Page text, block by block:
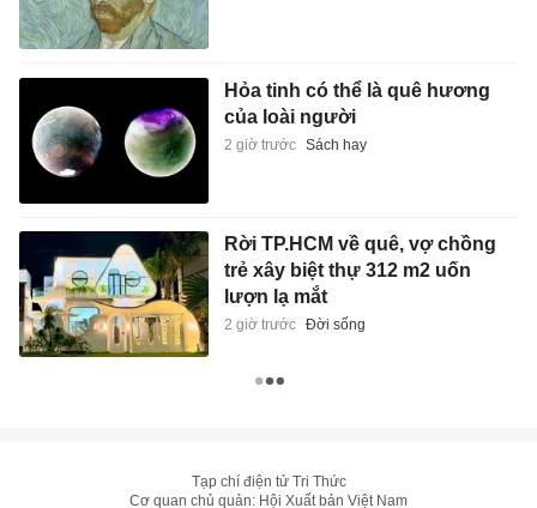
Hỏa tinh có thể là quê hương
của loài người
2 giờ trước Sách hay
Rời TP.HCM về quê, vợ chồng
trẻ xây biệt thự 312 m2 uốn
lượn lạ mắt
2 giờ trước Đời sống
Tạp chí điện tử Tri Thức
Cơ quan chủ quản: Hội Xuất bản Việt Nam